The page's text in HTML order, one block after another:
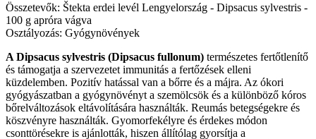
Összetevők: Štekta erdei levél Lengyelország - Dipsacus sylvestris -
100 g apróra vágva
Osztályozás: Gyógynövények
A Dipsacus sylvestris (Dipsacus fullonum) természetes fertőtlenítő
és támogatja a szervezetet immunitás a fertőzések elleni
küzdelemben. Pozitív hatással van a bőrre és a májra. Az ókori
gyógyászatban a gyógynövényt a szemölcsök és a különböző kóros
bőrelváltozások eltávolítására használták. Reumás betegségekre és
köszvényre használták. Gyomorfekélyre és érdekes módon
csonttörésekre is ajánlották, hiszen állítólag gyorsítja a